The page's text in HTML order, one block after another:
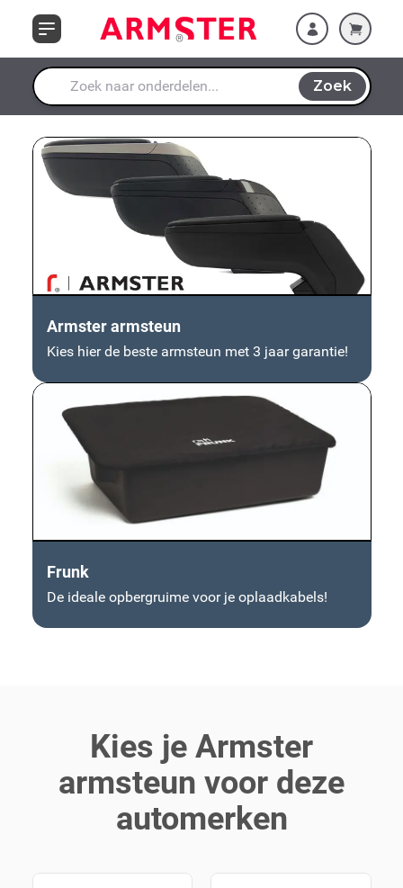
Waar ben je naar op zoek?
Zoek
Armster armsteun
Kies hier de beste armsteun met 3 jaar garantie!
Frunk
De ideale opbergruime voor je oplaadkabels!
Kies je Armster
armsteun voor deze
automerken